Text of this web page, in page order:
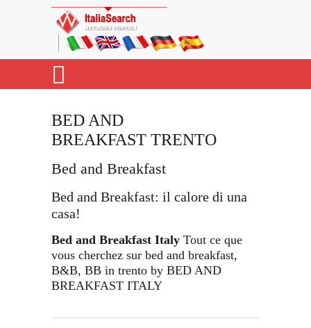
BED AND
BREAKFAST TRENTO
Bed and Breakfast
Bed and Breakfast: il calore di una
casa!
Bed and Breakfast Italy Tout ce que
vous cherchez sur bed and breakfast,
B&B, BB in trento by BED AND
BREAKFAST ITALY